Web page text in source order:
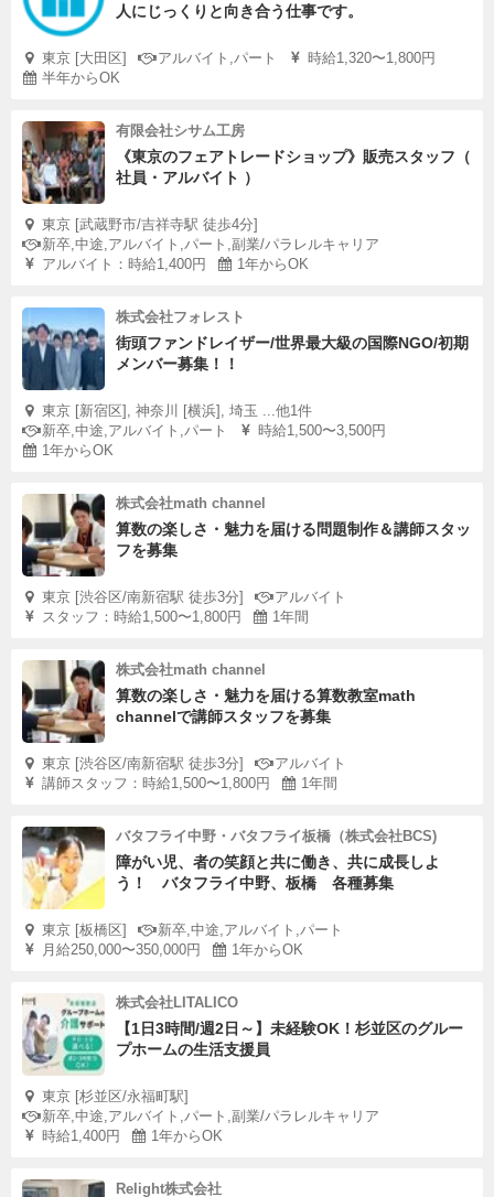
人にじっくりと向き合う仕事です。
東京 [大田区] アルバイト,パート
時給1,320〜1,800円
半年からOK
有限会社シサム工房
《東京のフェアトレードショップ》販売スタッフ（
社員・アルバイト ）
東京 [武蔵野市/吉祥寺駅 徒歩4分]
新卒,中途,アルバイト,パート,副業/パラレルキャリア
アルバイト：時給1,400円
1年からOK
株式会社フォレスト
街頭ファンドレイザー/世界最大級の国際NGO/初期
メンバー募集！！
東京 [新宿区], 神奈川 [横浜], 埼玉 ...他1件
新卒,中途,アルバイト,パート
時給1,500〜3,500円
1年からOK
株式会社math channel
算数の楽しさ・魅力を届ける問題制作＆講師スタッ
フを募集
東京 [渋谷区/南新宿駅 徒歩3分]
アルバイト
スタッフ：時給1,500〜1,800円
1年間
株式会社math channel
算数の楽しさ・魅力を届ける算数教室math
channelで講師スタッフを募集
東京 [渋谷区/南新宿駅 徒歩3分]
アルバイト
講師スタッフ：時給1,500〜1,800円
1年間
バタフライ中野・バタフライ板橋（株式会社BCS)
障がい児、者の笑顔と共に働き、共に成長しよ
う！ バタフライ中野、板橋 各種募集
東京 [板橋区]
新卒,中途,アルバイト,パート
月給250,000〜350,000円
1年からOK
株式会社LITALICO
【1日3時間/週2日～】未経験OK！杉並区のグルー
プホームの生活支援員
東京 [杉並区/永福町駅]
新卒,中途,アルバイト,パート,副業/パラレルキャリア
時給1,400円
1年からOK
Relight株式会社